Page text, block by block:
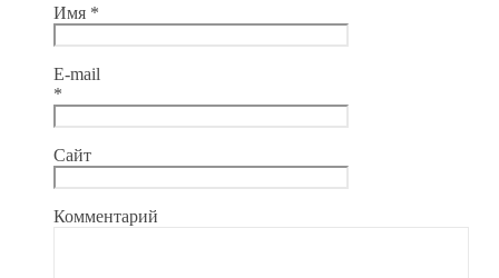
Имя *
E-mail
*
Сайт
Комментарий